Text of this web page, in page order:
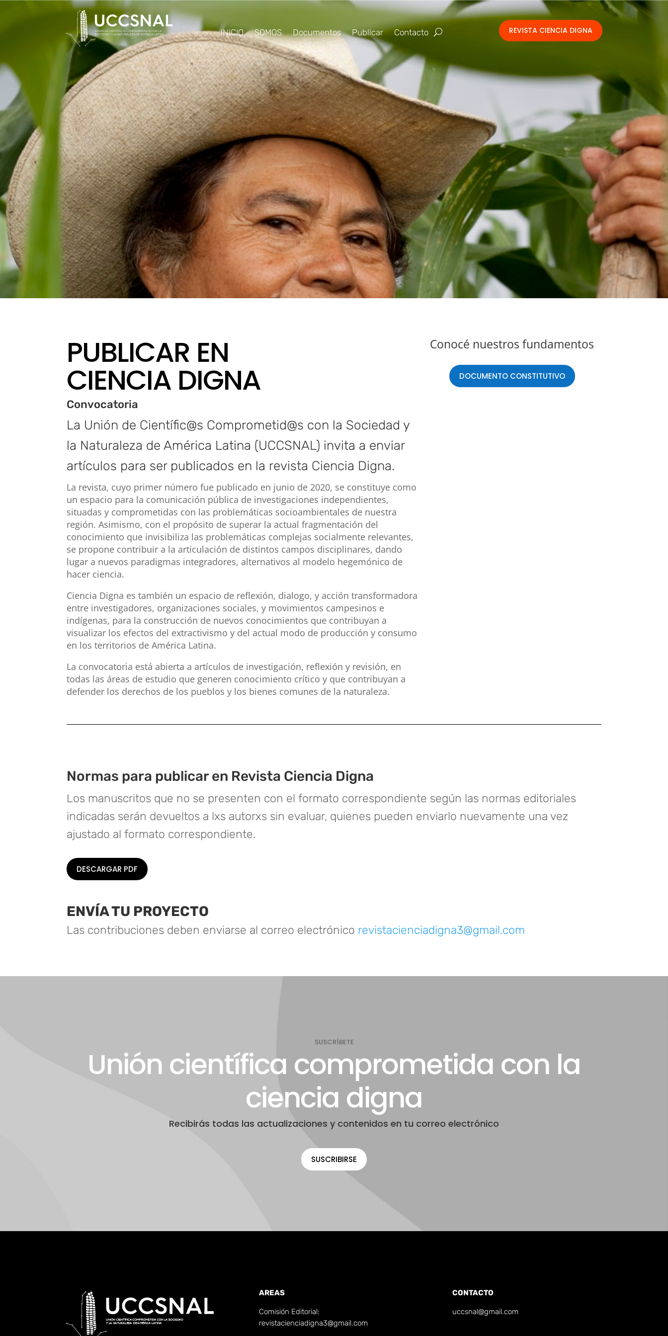
INICIO SOMOS Documentos Publicar Contacto REVISTA CIENCIA DIGNA
PUBLICAR EN
CIENCIA DIGNA
Convocatoria
La Unión de Científic@s Comprometid@s con la Sociedad y
la Naturaleza de América Latina (UCCSNAL) invita a enviar
artículos para ser publicados en la revista Ciencia Digna.
La revista, cuyo primer número fue publicado en junio de 2020, se constituye como
un espacio para la comunicación pública de investigaciones independientes,
situadas y comprometidas con las problemáticas socioambientales de nuestra
región. Asimismo, con el propósito de superar la actual fragmentación del
conocimiento que invisibiliza las problemáticas complejas socialmente relevantes,
se propone contribuir a la articulación de distintos campos disciplinares, dando
lugar a nuevos paradigmas integradores, alternativos al modelo hegemónico de
hacer ciencia.
Ciencia Digna es también un espacio de reflexión, dialogo, y acción transformadora
entre investigadores, organizaciones sociales, y movimientos campesinos e
indígenas, para la construcción de nuevos conocimientos que contribuyan a
visualizar los efectos del extractivismo y del actual modo de producción y consumo
en los territorios de América Latina.
La convocatoria está abierta a artículos de investigación, reflexión y revisión, en
todas las áreas de estudio que generen conocimiento crítico y que contribuyan a
defender los derechos de los pueblos y los bienes comunes de la naturaleza.
Conocé nuestros fundamentos
DOCUMENTO CONSTITUTIVO
Normas para publicar en Revista Ciencia Digna
Los manuscritos que no se presenten con el formato correspondiente según las normas editoriales
indicadas serán devueltos a lxs autorxs sin evaluar, quienes pueden enviarlo nuevamente una vez
ajustado al formato correspondiente.
DESCARGAR PDF
ENVÍA TU PROYECTO
Las contribuciones deben enviarse al correo electrónico revistacienciadigna3@gmail.com
SUSCRÍBETE
Unión científica comprometida con la
ciencia digna
Recibirás todas las actualizaciones y contenidos en tu correo electrónico
SUSCRIBIRSE
AREAS
Comisión Editorial:
revistacienciadigna3@gmail.com
CONTACTO
uccsnal@gmail.com